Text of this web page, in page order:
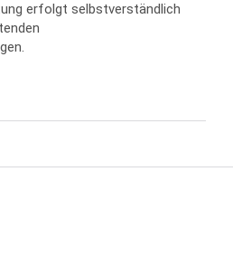
erfolgt selbstverständlich